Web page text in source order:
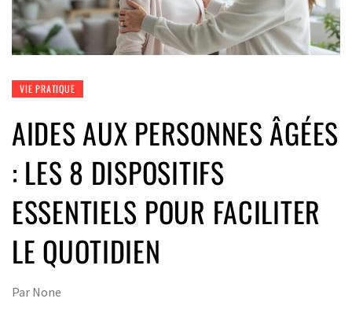
VIE PRATIQUE
AIDES AUX PERSONNES ÂGÉES
: LES 8 DISPOSITIFS
ESSENTIELS POUR FACILITER
LE QUOTIDIEN
Par None